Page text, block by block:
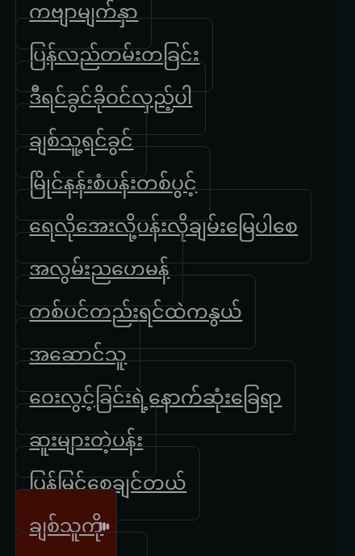
ကဗျာမျက်နှာ
ပြန်လည်တမ်းတခြင်း
ဒီရင်ခွင်ခိုဝင်လှည့်ပါ
ချစ်သူ့ရင်ခွင်
မြိုင်နန်းစံပန်းတစ်ပွင့်
ရေလိုအေးလို့ပန်းလိုချမ်းမြေပါစေ
အလွမ်းညဟေမန်
တစ်ပင်တည်းရင်ထဲကနွယ်
အဆောင်သူ
ဝေးလွင့်ခြင်းရဲ့နောက်ဆုံးခြေရာ
ဆူးများတဲ့ပန်း
ပြန်မြင်စေချင်တယ်
ချစ်သူကို